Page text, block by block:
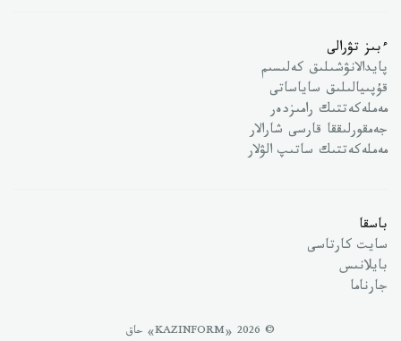
ءبىز تۋرالى
پايدالانۋشىلىق كەلىسىم
قۇپىيالىلىق ساياساتى
مەملەكەتتىك رامىزدەر
جەمقورلىققا قارسى شارالار
مەملەكەتتىك ساتىپ الۋلار
باسقا
سايت كارتاسى
بايلانىس
جارناما
© 2026 «KAZINFORM» حاق